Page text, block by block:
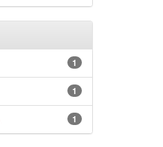
1
1
1